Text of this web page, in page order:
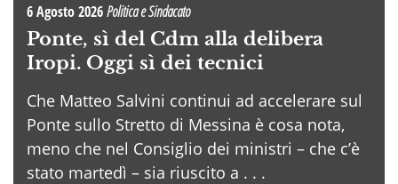
6 Agosto 2026Politica e Sindacato
Ponte, sì del Cdm alla delibera
Iropi. Oggi sì dei tecnici
Che Matteo Salvini continui ad accelerare sul
Ponte sullo Stretto di Messina è cosa nota,
meno che nel Consiglio dei ministri – che c’è
stato martedì – sia riuscito a . . .